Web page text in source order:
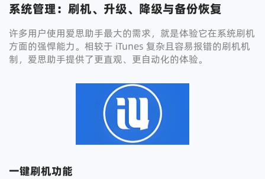
系统管理：刷机、升级、降级与备份恢复
许多用户使用爱思助手最大的需求，就是体验它在系统刷机
方面的强悍能力。相较于 iTunes 复杂且容易报错的刷机机
制，爱思助手提供了更直观、更自动化的体验。
一键刷机功能